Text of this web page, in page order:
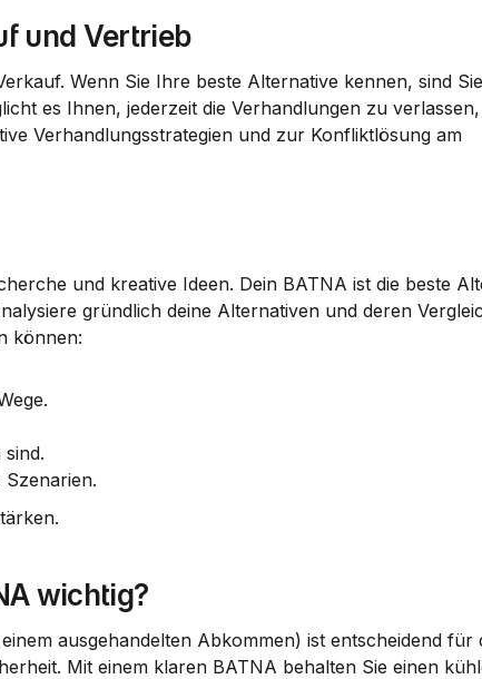
und Vertrieb
Wenn Sie Ihre beste Alternative kennen, sind
es Ihnen, jederzeit die Verhandlungen zu
Verhandlungsstrategien und zur Konfliktlösung
und kreative Ideen. Dein BATNA ist die beste
gründlich deine Alternativen und deren
können:
Szenarien.
wichtig?
ausgehandelten Abkommen) ist entscheidend für
Mit einem klaren BATNA behalten Sie einen